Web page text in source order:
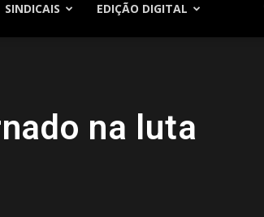
SINDICAIS EDIÇÃO DIGITAL
na luta